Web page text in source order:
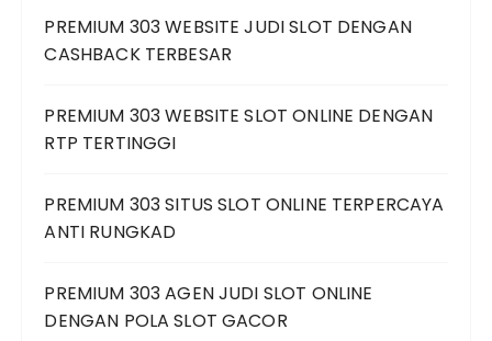
PREMIUM 303 WEBSITE JUDI SLOT DENGAN
CASHBACK TERBESAR
PREMIUM 303 WEBSITE SLOT ONLINE DENGAN
RTP TERTINGGI
PREMIUM 303 SITUS SLOT ONLINE TERPERCAYA
ANTI RUNGKAD
PREMIUM 303 AGEN JUDI SLOT ONLINE
DENGAN POLA SLOT GACOR